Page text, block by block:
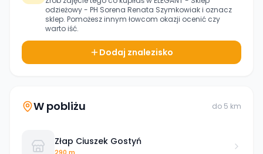
odzieżowy - PH Sorena Renata Szymkowiaki oznacz
sklep. Pomożesz innym łowcom okazji ocenić czy
warto iść.
Dodaj znalezisko
W pobliżu do 5 km
Złap Ciuszek Gostyń
290 m